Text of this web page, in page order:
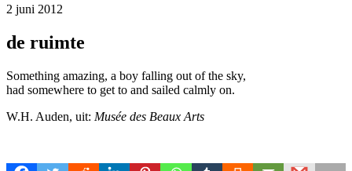
2 juni 2012
de ruimte
Something amazing, a boy falling out of the sky,
had somewhere to get to and sailed calmly on.
W.H. Auden, uit: Musée des Beaux Arts